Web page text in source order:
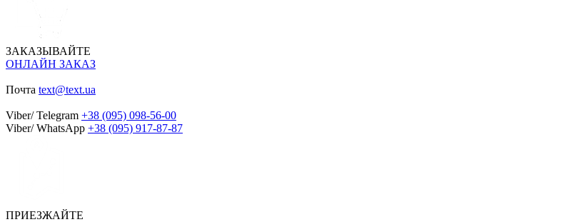
ЗАКАЗЫВАЙТЕ
ОНЛАЙН ЗАКАЗ
Почта text@text.ua
Viber/ Telegram +38 (095) 098-56-00
Viber/ WhatsApp +38 (095) 917-87-87
ПРИЕЗЖАЙТЕ